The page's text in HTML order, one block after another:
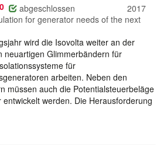
abgeschlossen
2017
for generator needs of the next
wird die Isovolta weiter an der
neuartigen Glimmerbändern für
für
arbeiten. Neben den
müssen auch die Potentialsteuerbeläge
entwickelt werden. Die Herausforderung